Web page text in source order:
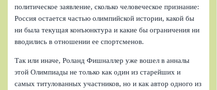
политическое заявление, сколько человеческое признание:
Россия остается частью олимпийской истории, какой бы
ни была текущая конъюнктура и какие бы ограничения ни
вводились в отношении ее спортсменов.
Так или иначе, Роланд Фишналлер уже вошел в анналы
этой Олимпиады не только как один из старейших и
самых титулованных участников, но и как автор одного из